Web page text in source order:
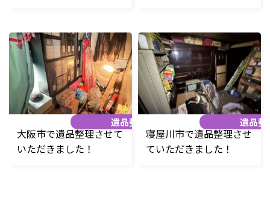
遺品整理
大阪市で遺品整理させて
いただきました！
遺品整
寝屋川市で遺品整理させ
ていただきました！